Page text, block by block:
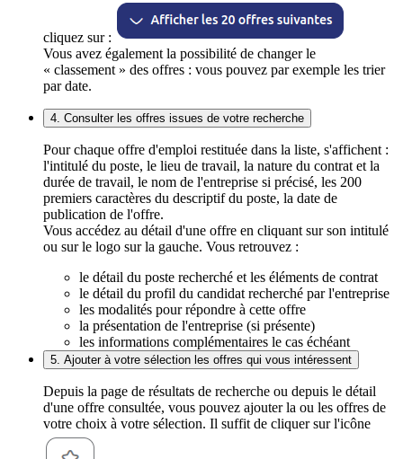
cliquez sur :
Vous avez également la possibilité de changer le
« classement » des offres : vous pouvez par exemple les trier
par date.
4. Consulter les offres issues de votre recherche
Pour chaque offre d'emploi restituée dans la liste, s'affichent :
l'intitulé du poste, le lieu de travail, la nature du contrat et la
durée de travail, le nom de l'entreprise si précisé, les 200
premiers caractères du descriptif du poste, la date de
publication de l'offre.
Vous accédez au détail d'une offre en cliquant sur son intitulé
ou sur le logo sur la gauche. Vous retrouvez :
le détail du poste recherché et les éléments de contrat
le détail du profil du candidat recherché par l'entreprise
les modalités pour répondre à cette offre
la présentation de l'entreprise (si présente)
les informations complémentaires le cas échéant
5. Ajouter à votre sélection les offres qui vous intéressent
Depuis la page de résultats de recherche ou depuis le détail
d'une offre consultée, vous pouvez ajouter la ou les offres de
votre choix à votre sélection. Il suffit de cliquer sur l'icône